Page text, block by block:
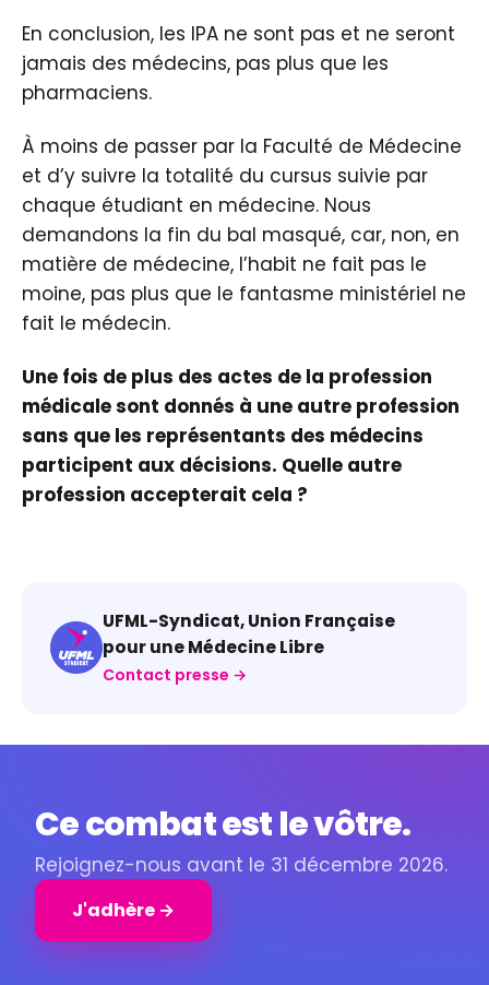
En conclusion, les IPA ne sont pas et ne seront
jamais des médecins, pas plus que les
pharmaciens.
À moins de passer par la Faculté de Médecine
et d’y suivre la totalité du cursus suivie par
chaque étudiant en médecine. Nous
demandons la fin du bal masqué, car, non, en
matière de médecine, l’habit ne fait pas le
moine, pas plus que le fantasme ministériel ne
fait le médecin.
Une fois de plus des actes de la profession
médicale sont donnés à une autre profession
sans que les représentants des médecins
participent aux décisions. Quelle autre
profession accepterait cela ?
UFML-Syndicat, Union Française
pour une Médecine Libre
Contact presse →
Ce combat est le vôtre.
Rejoignez-nous avant le 31 décembre 2026.
J'adhère →